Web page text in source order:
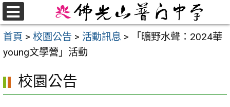
跳
至
主
要
首頁 > 校園公告 > 活動訊息 >
「曠野水聲：2024華
young文學營」活動
校園公告
選
單